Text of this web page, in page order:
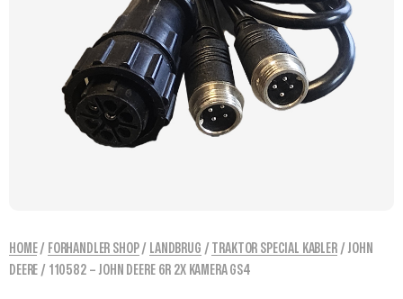
HOME/ FORHANDLER SHOP/ LANDBRUG / TRAKTOR SPECIAL KABLER/ JOHN
DEERE / 110582 – JOHN DEERE 6R 2X KAMERA GS4